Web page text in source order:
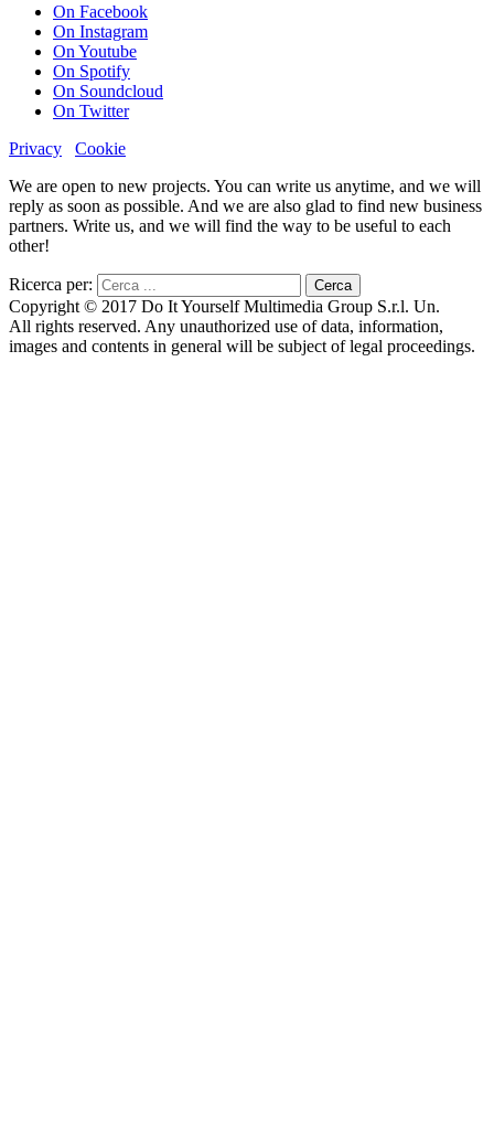
On Facebook
On Instagram
On Youtube
On Spotify
On Soundcloud
On Twitter
Privacy
Cookie
We are open to new projects. You can write us anytime, and we will
reply as soon as possible. And we are also glad to find new business
partners. Write us, and we will find the way to be useful to each
other!
Ricerca per:
Copyright © 2017 Do It Yourself Multimedia Group S.r.l. Un.
All rights reserved. Any unauthorized use of data, information,
images and contents in general will be subject of legal proceedings.